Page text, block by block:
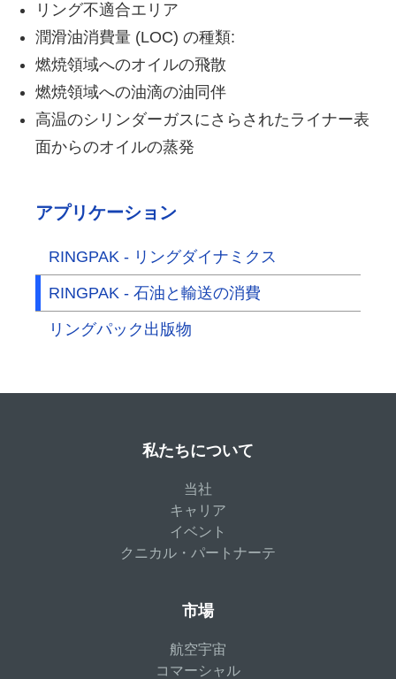
リング不適合エリア
潤滑油消費量 (LOC) の種類:
燃焼領域へのオイルの飛散
燃焼領域への油滴の油同伴
高温のシリンダーガスにさらされたライナー表
面からのオイルの蒸発
アプリケーション
RINGPAK - リングダイナミクス
RINGPAK - 石油と輸送の消費
リングパック出版物
私たちについて
当社
キャリア
イベント
クニカル・パートナーテ
市場
航空宇宙
コマーシャル